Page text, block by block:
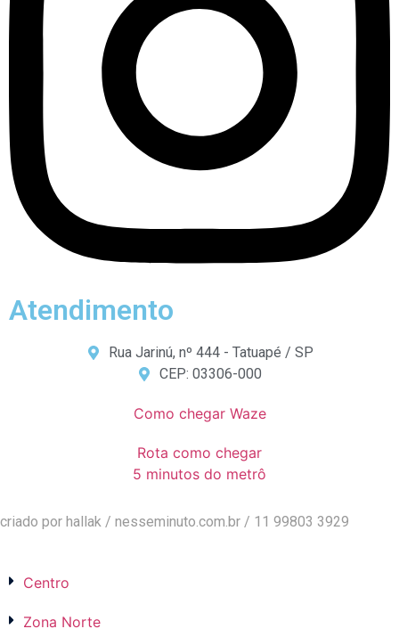
Atendimento
Rua Jarinú, nº 444 - Tatuapé / SP
CEP: 03306-000
Como chegar Waze
Rota como chegar
5 minutos do metrô
criado por hallak / nesseminuto.com.br / 11 99803 3929
Centro
Zona Norte